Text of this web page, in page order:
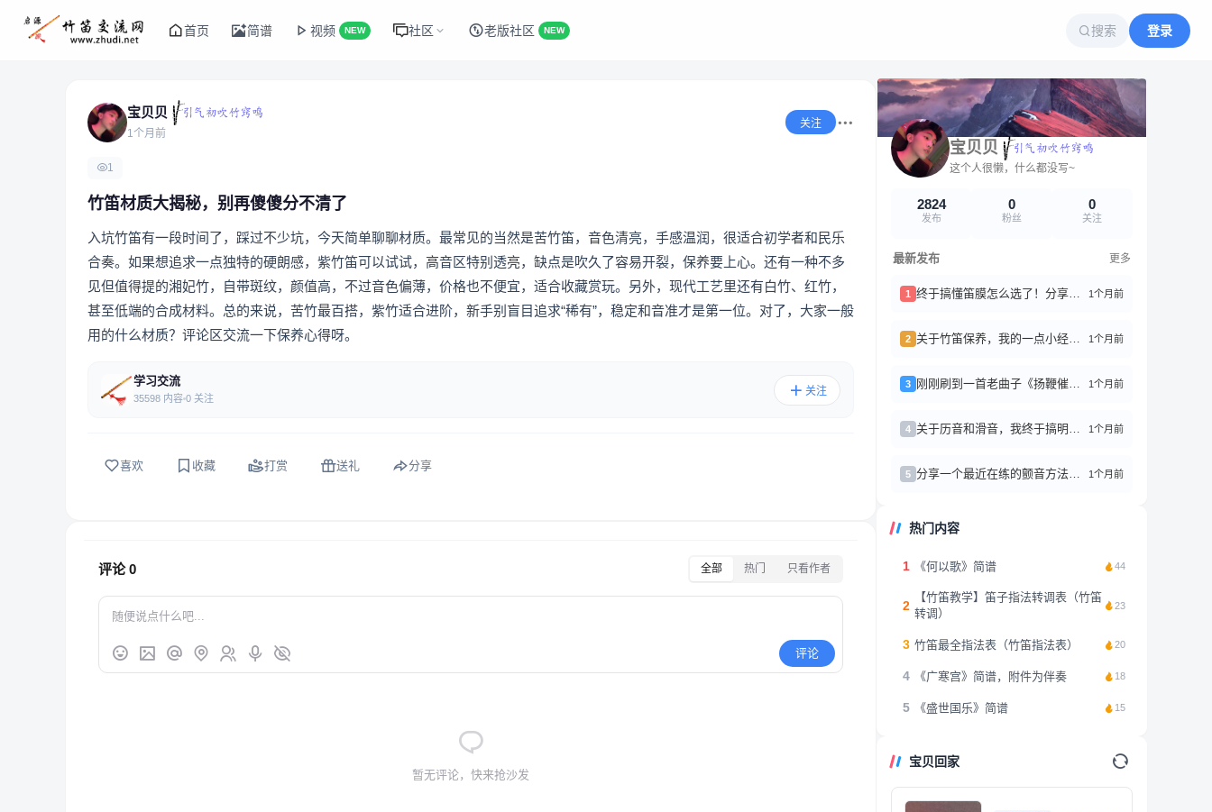
首页 简谱 视频 NEW 社区 老版社区 NEW 搜索 登录
宝贝贝
1个月前
关注
1
竹笛材质大揭秘，别再傻傻分不清了
入坑竹笛有一段时间了，踩过不少坑，今天简单聊聊材质。最常见的当然是苦竹笛，音色清亮，手感温润，很适合初学者和民乐
合奏。如果想追求一点独特的硬朗感，紫竹笛可以试试，高音区特别透亮，缺点是吹久了容易开裂，保养要上心。还有一种不多
见但值得提的湘妃竹，自带斑纹，颜值高，不过音色偏薄，价格也不便宜，适合收藏赏玩。另外，现代工艺里还有白竹、红竹，
甚至低端的合成材料。总的来说，苦竹最百搭，紫竹适合进阶，新手别盲目追求“稀有”，稳定和音准才是第一位。对了，大家一般
用的什么材质？评论区交流一下保养心得呀。
学习交流
35598 内容 0 关注
关注
喜欢 收藏 打赏 送礼 分享
评论0 全部 热门 只看作者
评论
暂无评论，快来抢沙发
宝贝贝
这个人很懒，什么都没写~
2824
发布
0
粉丝
0
关注
最新发布 更多
1 终于搞懂笛膜怎么选了！分享一下我的心得 1个月前
2 关于竹笛保养，我的一点小经验分享 1个月前
3 刚刚刷到一首老曲子《扬鞭催马运粮忙》，瞬间被拉回小时候在姥姥家的夏天。 1个月前
4 关于历音和滑音，我终于搞明白了！ 1个月前
5 分享一个最近在练的颤音方法，效果还不错 1个月前
热门内容
1 《何以歌》简谱 44
2
【竹笛教学】笛子指法转调表（竹笛
转调）
23
3 竹笛最全指法表（竹笛指法表） 20
4 《广寒宫》简谱，附件为伴奏 18
5 《盛世国乐》简谱 15
宝贝回家